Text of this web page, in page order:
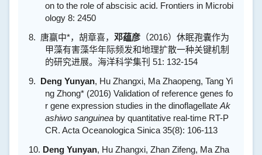
on to the role of abscisic acid. Frontiers in Microbi
ology 8: 2450
8. 唐赢中*，胡章喜， 邓蕴彦 （2016）休眠孢囊作为
甲藻有害藻华年际频发和地理扩散一种关键机制
的研究进展。海洋科学集刊 51: 132-154
9. Deng Yunyan, Hu Zhangxi, Ma Zhaopeng, Tang Yi
ng Zhong* (2016) Validation of reference genes fo
r gene expression studies in the dinoflagellate Ak
ashiwo sanguinea by quantitative real-time RT-P
CR. Acta Oceanologica Sinica 35(8): 106-113
10. Deng Yunyan, Hu Zhangxi, Zhan Zifeng, Ma Zha